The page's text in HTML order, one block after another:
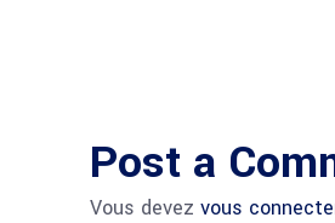
Post a
Vous devez vous